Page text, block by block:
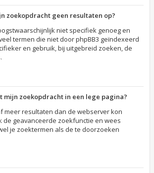
zoekopdracht geen resultaten op?
niet specifiek genoeg en
termen die niet door phpBB3 geïndexeerd
en gebruik, bij uitgebreid zoeken, de
mijn zoekopdracht in een lege pagina?
meer resultaten dan de webserver kon
de geavanceerde zoekfunctie en wees
je zoektermen als de te doorzoeken